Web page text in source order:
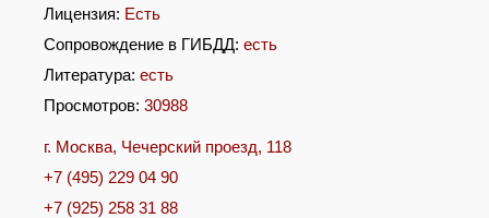
Лицензия: Есть
Сопровождение в ГИБДД: есть
Литература: есть
Просмотров: 30988
г. Москва, Чечерский проезд, 118
+7 (495) 229 04 90
+7 (925) 258 31 88